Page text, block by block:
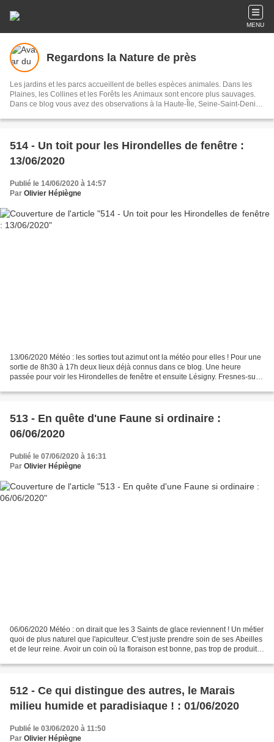
MENU
Regardons la Nature de près
Les jardins et les parcs accueillent de belles espèces animales. Dans les
Plaines, les Collines et les Forêts les Animaux sont encore plus sauvages.
Dans ce blog vous avez des observations à la Haute-Île, Seine-Saint-Denis,
observez et sauvegardez notre Nature.
514 - Un toit pour les Hirondelles de fenêtre :
13/06/2020
Publié le 14/06/2020 à 14:57
Par Olivier Hépiègne
13/06/2020 Météo : les sorties tout azimut ont la météo pour elles ! Pour une
sortie de 8h30 à 17h deux lieux déjà connus dans ce blog. Une heure
passée pour voir les Hirondelles de fenêtre et ensuite Lésigny. Fresnes-sur-
513 - En quête d'une Faune si ordinaire :
06/06/2020
Publié le 07/06/2020 à 16:31
Par Olivier Hépiègne
06/06/2020 Météo : on dirait que les 3 Saints de glace reviennent ! Un métier
quoi de plus naturel que l'apiculteur. C'est juste prendre soin de ses Abeilles
et de leur reine. Avoir un coin où la floraison est bonne, pas trop de produits
512 - Ce qui distingue des autres, le Marais
milieu humide et paradisiaque ! : 01/06/2020
Publié le 03/06/2020 à 11:50
Par Olivier Hépiègne